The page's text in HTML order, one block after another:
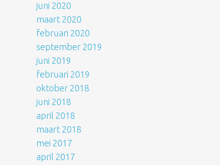
juni 2020
maart 2020
februari 2020
september 2019
juni 2019
februari 2019
oktober 2018
juni 2018
april 2018
maart 2018
mei 2017
april 2017